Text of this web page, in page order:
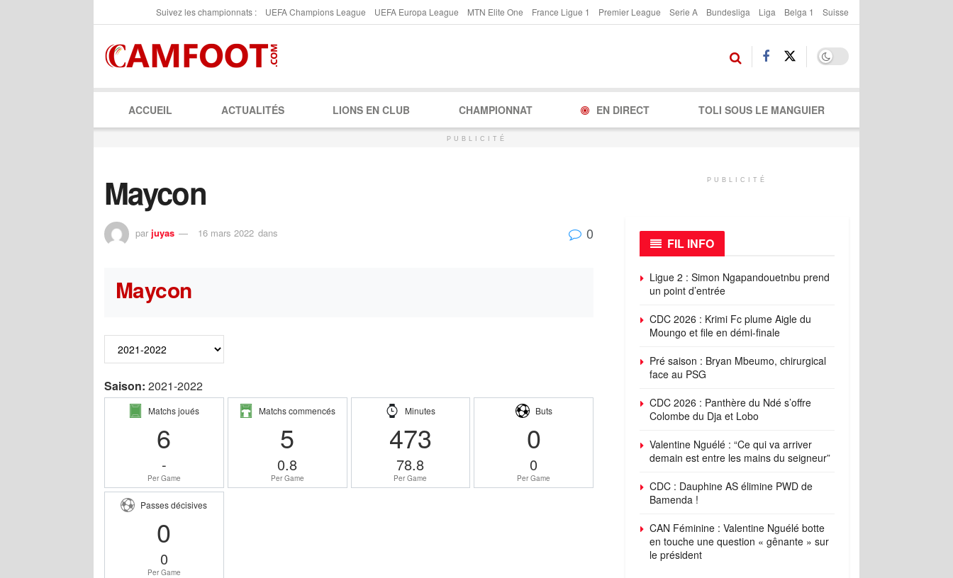
Suivez les championnats : UEFA Champions League UEFA Europa League MTN Elite One France Ligue 1 Premier League Serie A Bundesliga Liga Belga 1 Suisse
ACCUEIL ACTUALITÉS LIONS EN CLUB CHAMPIONNAT EN DIRECT TOLI SOUS LE MANGUIER
PUBLICITÉ
Maycon
par juyas 16 mars 2022 dans 0
Maycon
Saison: 2021-2022
Matchs joués
6
-
Per Game
Matchs commencés
5
0.8
Per Game
Minutes
473
78.8
Per Game
Buts
0
0
Per Game
Passes décisives
0
0
Per Game
PUBLICITÉ
FIL INFO
Ligue 2 : Simon Ngapandouetnbu prend
un point d’entrée
CDC 2026 : Krimi Fc plume Aigle du
Moungo et file en démi-finale
Pré saison : Bryan Mbeumo, chirurgical
face au PSG
CDC 2026 : Panthère du Ndé s’offre
Colombe du Dja et Lobo
Valentine Nguélé : “Ce qui va arriver
demain est entre les mains du seigneur”
CDC : Dauphine AS élimine PWD de
Bamenda !
CAN Féminine : Valentine Nguélé botte
en touche une question « gênante » sur
le président